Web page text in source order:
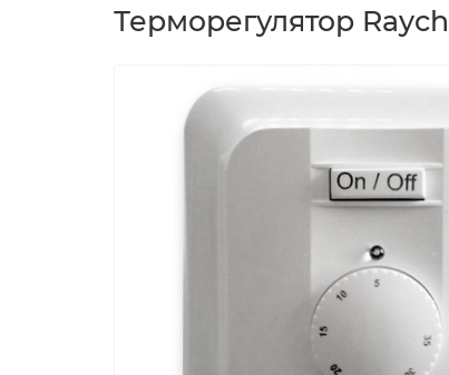
Терморегулятор